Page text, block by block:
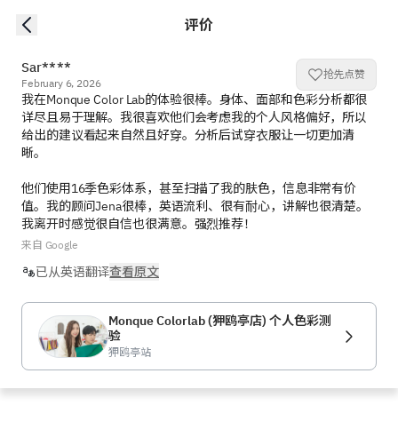
评价
Sar****
February 6, 2026
抢先点赞
我在Monque Color Lab的体验很棒。身体、面部和色彩分析都很
详尽且易于理解。我很喜欢他们会考虑我的个人风格偏好，所以
给出的建议看起来自然且好穿。分析后试穿衣服让一切更加清
晰。
他们使用16季色彩体系，甚至扫描了我的肤色，信息非常有价
值。我的顾问Jena很棒，英语流利、很有耐心，讲解也很清楚。
我离开时感觉很自信也很满意。强烈推荐！
来自 Google
已从英语翻译查看原文
Monque Colorlab (狎鸥亭店) 个人色彩测
验
狎鸥亭站